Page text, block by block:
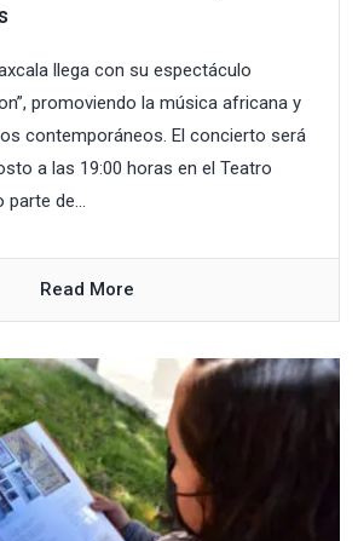
llega con su espectáculo
promoviendo la música africana y
contemporáneos. El concierto será
a las 19:00 horas en el Teatro
de...
Read More